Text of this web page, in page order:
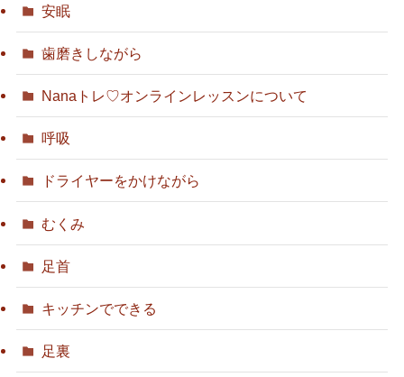
安眠
歯磨きしながら
Nanaトレ♡オンラインレッスンについて
呼吸
ドライヤーをかけながら
むくみ
足首
キッチンでできる
足裏